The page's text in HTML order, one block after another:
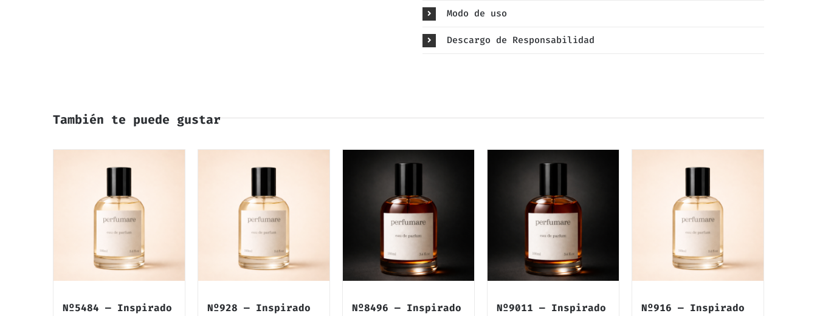
Modo de uso
Descargo de Responsabilidad
También te puede gustar
Nº5484 — Inspirado
Nº928 — Inspirado
Nº8496 — Inspirado
Nº9011 — Inspirado
Nº916 — Inspirado